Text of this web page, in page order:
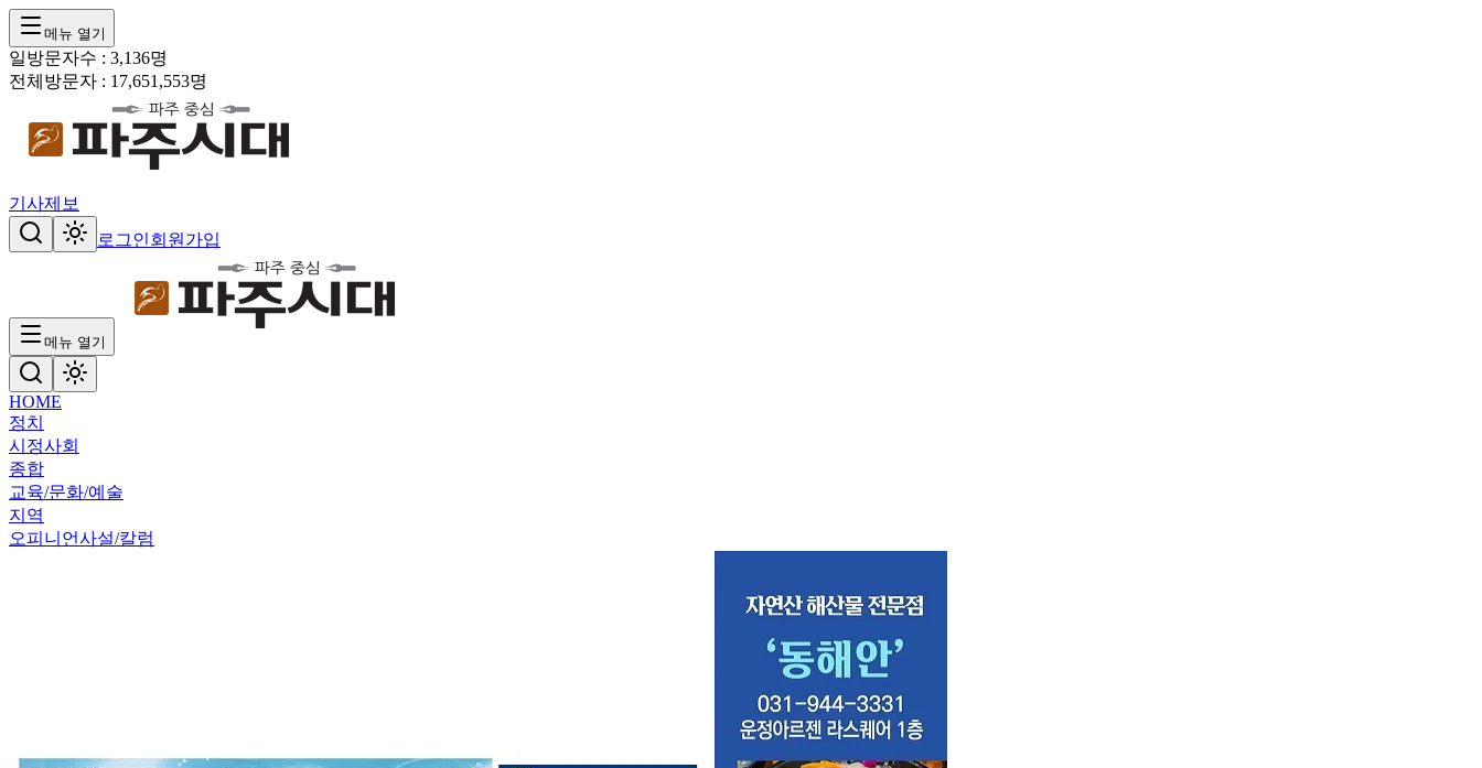
메뉴 열기
일방문자수 : 3,136명
전체방문자 : 17,651,553명
기사제보
로그인회원가입
메뉴 열기
HOME
정치
시정사회
종합
교육/문화/예술
지역
오피니언사설/칼럼